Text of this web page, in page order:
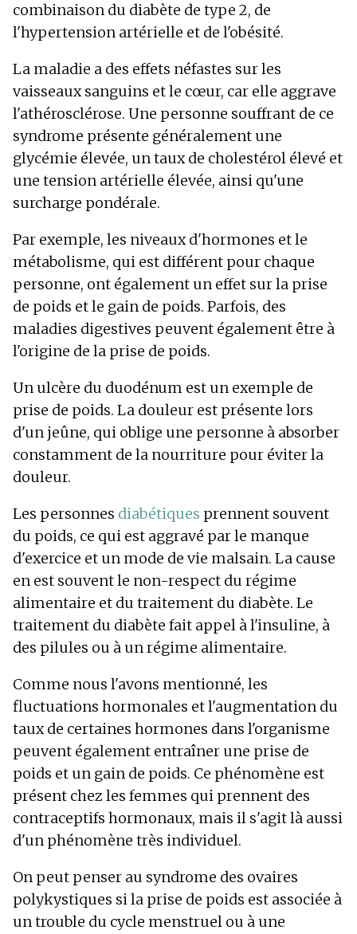
combinaison du diabète de type 2, de
l'hypertension artérielle et de l'obésité.
La maladie a des effets néfastes sur les
vaisseaux sanguins et le cœur, car elle aggrave
l'athérosclérose. Une personne souffrant de ce
syndrome présente généralement une
glycémie élevée, un taux de cholestérol élevé et
une tension artérielle élevée, ainsi qu'une
surcharge pondérale.
Par exemple, les niveaux d'hormones et le
métabolisme, qui est différent pour chaque
personne, ont également un effet sur la prise
de poids et le gain de poids. Parfois, des
maladies digestives peuvent également être à
l'origine de la prise de poids.
Un ulcère du duodénum est un exemple de
prise de poids. La douleur est présente lors
d'un jeûne, qui oblige une personne à absorber
constamment de la nourriture pour éviter la
douleur.
Les personnes diabétiques prennent souvent
du poids, ce qui est aggravé par le manque
d'exercice et un mode de vie malsain. La cause
en est souvent le non-respect du régime
alimentaire et du traitement du diabète. Le
traitement du diabète fait appel à l'insuline, à
des pilules ou à un régime alimentaire.
Comme nous l'avons mentionné, les
fluctuations hormonales et l'augmentation du
taux de certaines hormones dans l'organisme
peuvent également entraîner une prise de
poids et un gain de poids. Ce phénomène est
présent chez les femmes qui prennent des
contraceptifs hormonaux, mais il s'agit là aussi
d'un phénomène très individuel.
On peut penser au syndrome des ovaires
polykystiques si la prise de poids est associée à
un trouble du cycle menstruel ou à une